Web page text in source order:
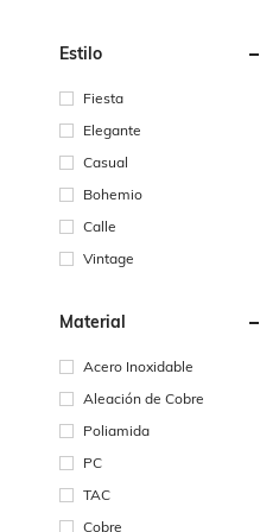
Estilo
Fiesta
Elegante
Casual
Bohemio
Calle
Vintage
Material
Acero Inoxidable
Aleación de Cobre
Poliamida
PC
TAC
Cobre